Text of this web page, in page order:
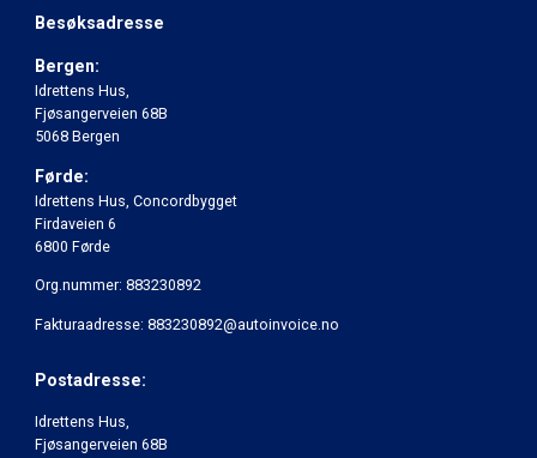
Besøksadresse
Bergen:
Idrettens Hus,
Fjøsangerveien 68B
5068 Bergen
Førde:
Idrettens Hus, Concordbygget
Firdaveien 6
6800 Førde
Org.nummer: 883230892
Fakturaadresse: 883230892@autoinvoice.no
Postadresse:
Idrettens Hus,
Fjøsangerveien 68B